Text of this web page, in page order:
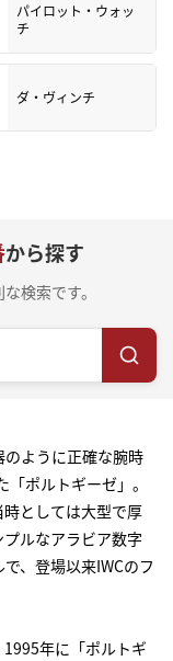
パイロット・ウォッ
チ
ダ・ヴィンチ
から探す
検索です。
ように正確な腕時
ポルトギーゼ」。
としては大型で厚
ルなアラビア数字
、登場以来IWCのフ
年に「ポルトギ